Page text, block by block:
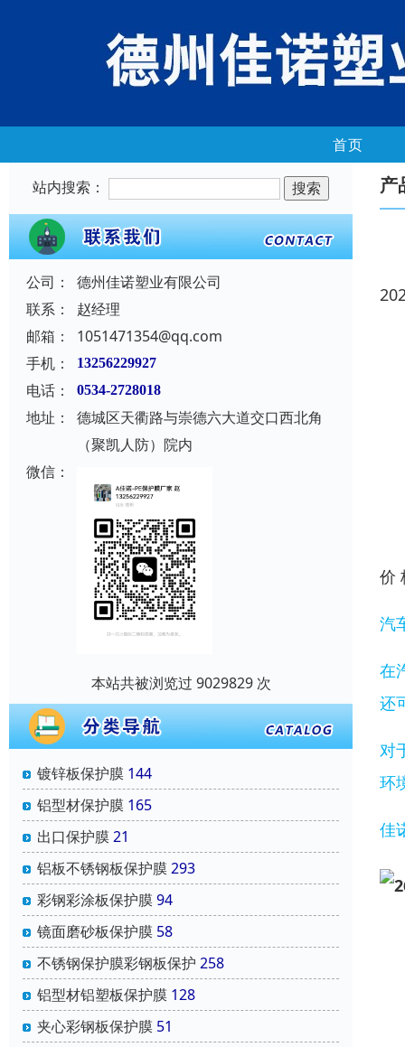
首页
站内搜索：
公司：
德州佳诺塑业有限公司
联系：
赵经理
邮箱：
1051471354@qq.com
手机：
13256229927
电话： 0534-2728018
地址：
德城区天衢路与崇德六大道交口西北角
（聚凯人防）院内
微信：
本站共被浏览过 9029829 次
镀锌板保护膜 144
铝型材保护膜 165
出口保护膜21
铝板不锈钢板保护膜293
彩钢彩涂板保护膜94
镜面磨砂板保护膜 58
不锈钢保护膜彩钢板保护 258
铝型材铝塑板保护膜 128
夹心彩钢板保护膜 51
产
价
汽
在
还
对
环
佳